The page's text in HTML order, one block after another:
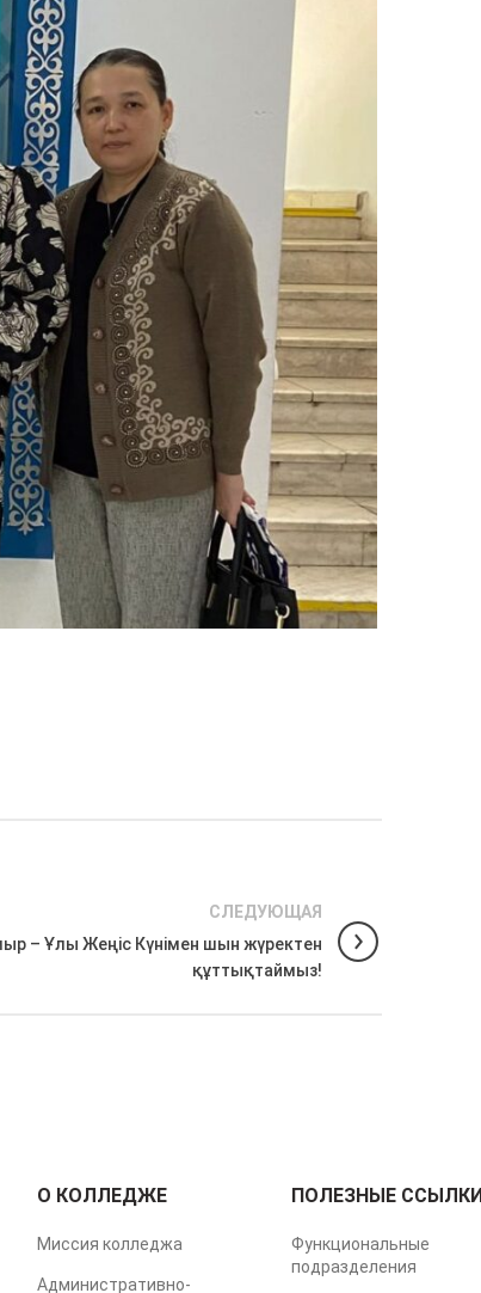
СЛЕДУЮЩАЯ
– Ұлы Жеңіс Күнімен шын жүректен
құттықтаймыз!
О КОЛЛЕДЖЕ
Миссия колледжа
Административно-
ПОЛЕЗНЫЕ ССЫЛКИ
Функциональные
подразделения